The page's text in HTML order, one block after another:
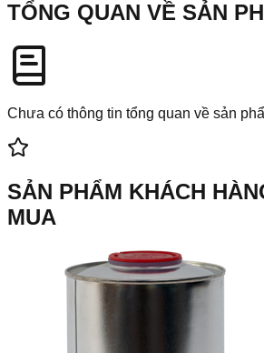
TỔNG QUAN VỀ SẢN
Chưa có thông tin tổng quan về sản
SẢN PHẨM KHÁCH
MUA